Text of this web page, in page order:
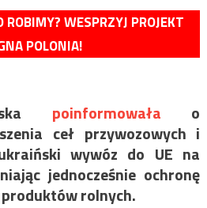
ROBIMY? WESPRZYJ PROJEKT
POLONIA!
poinformowała o
ceł przywozowych i
wywóz do UE na
jednocześnie ochronę
rolnych.